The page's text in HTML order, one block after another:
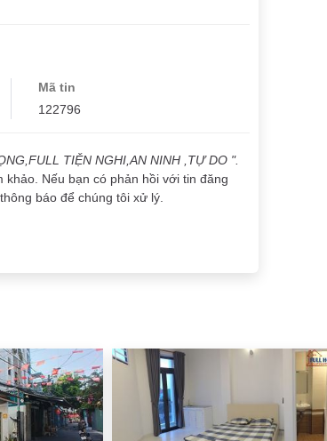
Mã tin
122796
TIỆN NGHI,AN NINH ,TỰ DO ".
Nếu bạn có phản hồi với tin đăng
báo để chúng tôi xử lý.